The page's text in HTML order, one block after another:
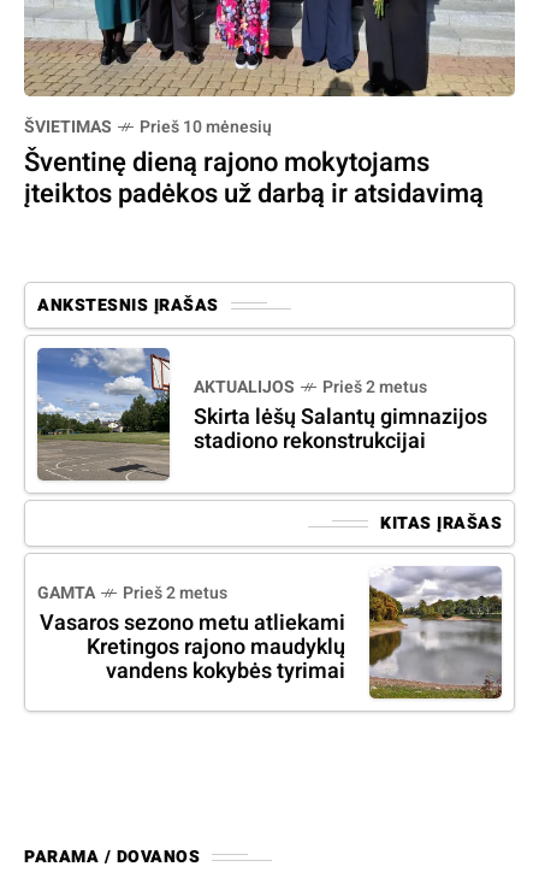
ŠVIETIMAS Prieš 10 mėnesių
Šventinę dieną rajono mokytojams
įteiktos padėkos už darbą ir atsidavimą
ANKSTESNIS ĮRAŠAS
AKTUALIJOS Prieš 2 metus
Skirta lėšų Salantų gimnazijos
stadiono rekonstrukcijai
KITAS ĮRAŠAS
GAMTA Prieš 2 metus
Vasaros sezono metu atliekami
Kretingos rajono maudyklų
vandens kokybės tyrimai
PARAMA / DOVANOS